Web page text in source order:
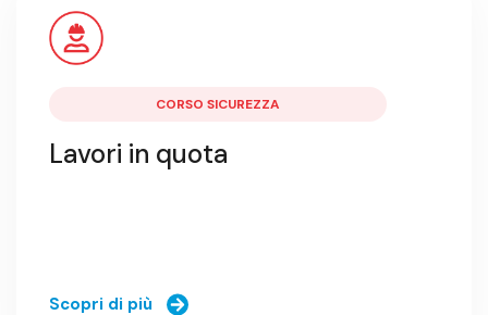
CORSO SICUREZZA
Lavori in quota
Scopri di più